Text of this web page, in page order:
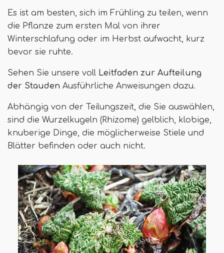
Es ist am besten, sich im Frühling zu teilen, wenn
die Pflanze zum ersten Mal von ihrer
Winterschlafung oder im Herbst aufwacht, kurz
bevor sie ruhte.
Sehen Sie unsere voll Leitfaden zur Aufteilung
der Stauden Ausführliche Anweisungen dazu.
Abhängig von der Teilungszeit, die Sie auswählen,
sind die Wurzelkugeln (Rhizome) gelblich, klobige,
knuberige Dinge, die möglicherweise Stiele und
Blätter befinden oder auch nicht.